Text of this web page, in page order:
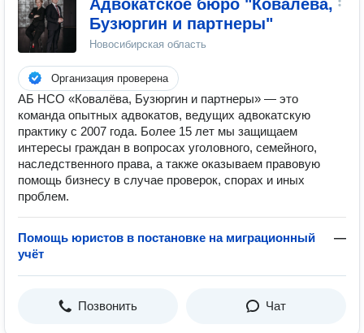
Адвокатское бюро "Ковалева,
Бузюргин и партнеры"
Новосибирская область
Организация проверена
АБ НСО «Ковалёва, Бузюргин и партнеры» — это
команда опытных адвокатов, ведущих адвокатскую
практику с 2007 года. Более 15 лет мы защищаем
интересы граждан в вопросах уголовного, семейного,
наследственного права, а также оказываем правовую
помощь бизнесу в случае проверок, спорах и иных
проблем.
Помощь юристов в постановке на миграционный
учёт
—
Позвонить Чат